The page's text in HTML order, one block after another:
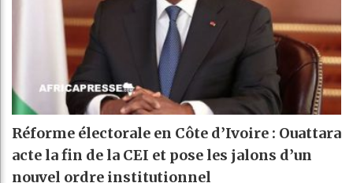
Réforme électorale en Côte d’Ivoire : Ouattara
acte la fin de la CEI et pose les jalons d’un
nouvel ordre institutionnel